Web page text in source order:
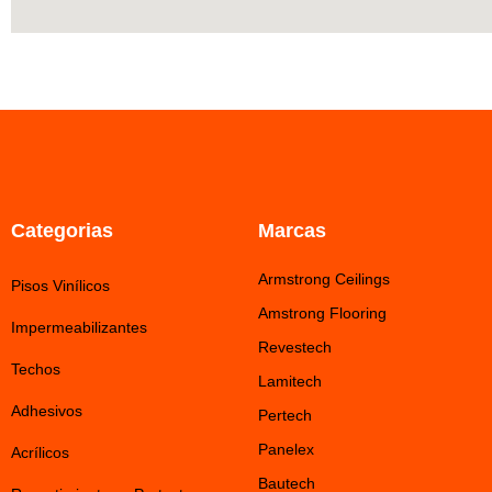
Categorias
Pisos Vinílicos
Impermeabilizantes
Techos
Adhesivos
Acrílicos
Marcas
Armstrong Ceilings
Amstrong Flooring
Revestech
Lamitech
Pertech
Panelex
Bautech